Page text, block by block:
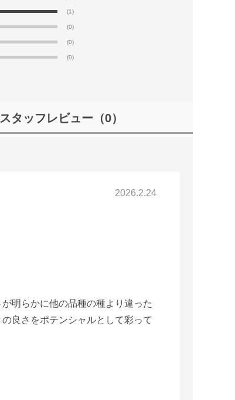
(1)
(0)
(0)
(0)
スタッフレビュー （0）
2026.2.24
明らかに他の品種の種より違った
良さをポテンシャルとして彩って